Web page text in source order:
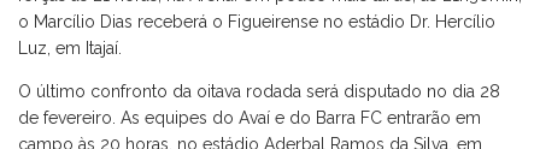
o Marcílio Dias receberá o Figueirense no estádio Dr. Hercílio
Luz, em Itajaí.
O último confronto da oitava rodada será disputado no dia 28
de fevereiro. As equipes do Avaí e do Barra FC entrarão em
campo às 20 horas, no estádio Aderbal Ramos da Silva, em